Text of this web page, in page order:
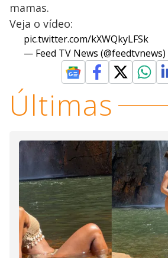
mamas.
Veja o vídeo:
pic.twitter.com/kXWQkyLFSk
— Feed TV News (@feedtvnews)
Últimas